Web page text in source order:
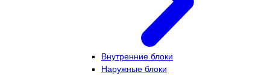
Внутренние блоки
Наружные блоки